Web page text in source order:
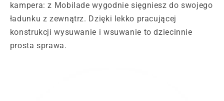
kampera: z Mobilade wygodnie sięgniesz do swojego
ładunku z zewnątrz. Dzięki lekko pracującej
konstrukcji wysuwanie i wsuwanie to dziecinnie
prosta sprawa.